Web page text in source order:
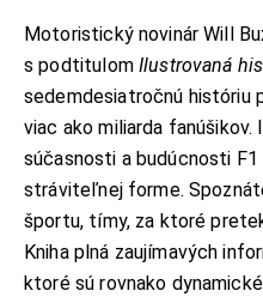
Motoristický novinár Will
s podtitulom Ilustrovaná
sedemdesiatročnú históriu
viac ako miliarda fanúšikov.
súčasnosti a budúcnosti
stráviteľnej forme.
športu, tímy, za ktoré
Kniha plná zaujímavých
ktoré sú rovnako